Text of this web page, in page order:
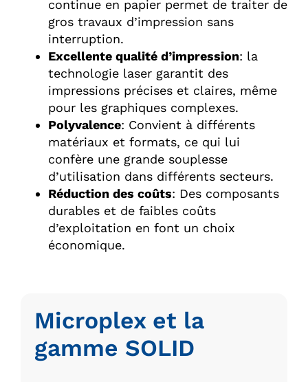
continue en papier permet de traiter de
gros travaux d’impression sans
interruption.
Excellente qualité d’impression: la
technologie laser garantit des
impressions précises et claires, même
pour les graphiques complexes.
Polyvalence: Convient à différents
matériaux et formats, ce qui lui
confère une grande souplesse
d’utilisation dans différents secteurs.
Réduction des coûts: Des composants
durables et de faibles coûts
d’exploitation en font un choix
économique.
Microplex et la
gamme SOLID